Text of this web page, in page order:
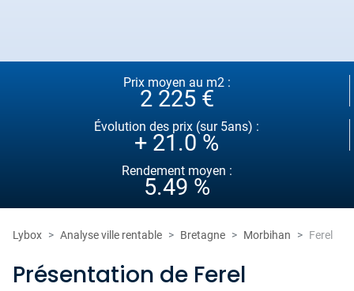
Prix moyen au m2 :
2 225 €
Évolution des prix (sur 5ans) :
+ 21.0 %
Rendement moyen :
5.49 %
Lybox Analyse ville rentable Bretagne Morbihan Ferel
Présentation de Ferel